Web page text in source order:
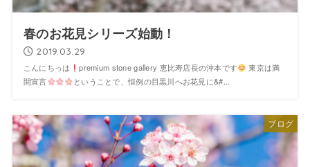
春のお花見シリーズ始動！
2019.03.29
こんにちっは premium stone gallery 恵比寿店長の沖本です
東京は満
開宣言
ということで、恒例の目黒川へお花見に&#...
ブログ